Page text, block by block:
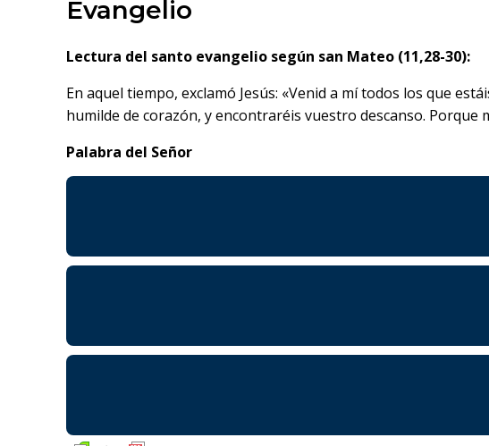
Evangelio
Lectura del santo evangelio según san Mateo (11,28-30):
En aquel tiempo, exclamó Jesús: «Venid a mí todos los que
humilde de corazón, y encontraréis vuestro descanso. Porque
Palabra del Señor